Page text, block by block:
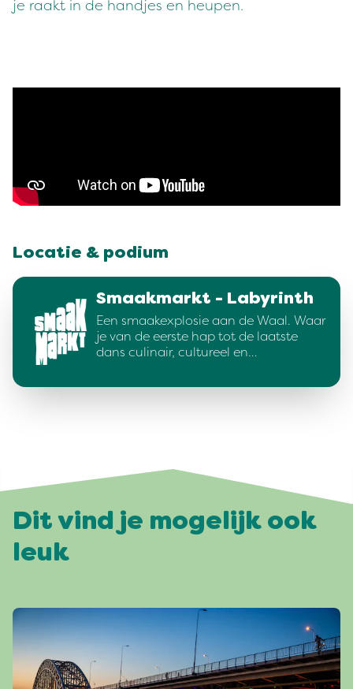
je raakt in de handjes en heupen.
Locatie & podium
Smaakmarkt - Labyrinth
Een smaakexplosie aan de Waal. Waar
je van de eerste hap tot de laatste
dans culinair, cultureel en…
Dit vind je mogelijk ook
leuk